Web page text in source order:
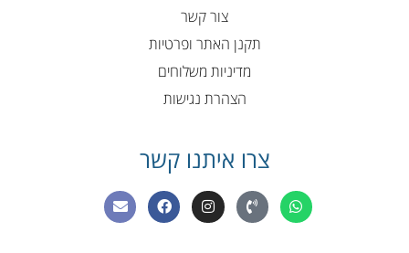
צור קשר
תקנן האתר ופרטיות
מדיניות משלוחים
הצהרת נגישות
צרו איתנו קשר
W
h
a
P
h
o
I
n
s
F
a
c
E
n
v